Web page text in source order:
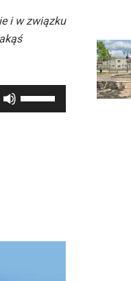
i w związku
strzałek